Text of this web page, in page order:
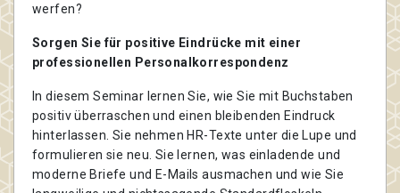
werfen?
Sorgen Sie für positive Eindrücke mit einer
professionellen Personalkorrespondenz
In diesem Seminar lernen Sie, wie Sie mit Buchstaben
positiv überraschen und einen bleibenden Eindruck
hinterlassen. Sie nehmen HR-Texte unter die Lupe und
formulieren sie neu. Sie lernen, was einladende und
moderne Briefe und E-Mails ausmachen und wie Sie